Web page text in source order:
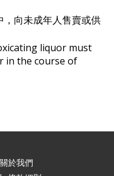
，向未成年人售賣或供
liquor must
in the course of
關於我們